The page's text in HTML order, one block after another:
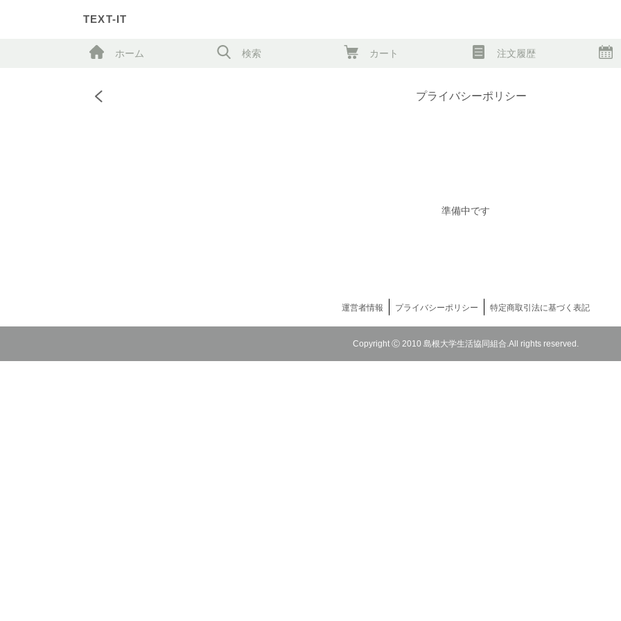
TEXT-IT
ホーム 検索 カート 注文履歴
プライバシーポリシー
準備中です
運営者情報 プライバシーポリシー 特定商取引法に基づく表記
Copyright Ⓒ 2010 島根大学生活協同組合.All rights reserved.